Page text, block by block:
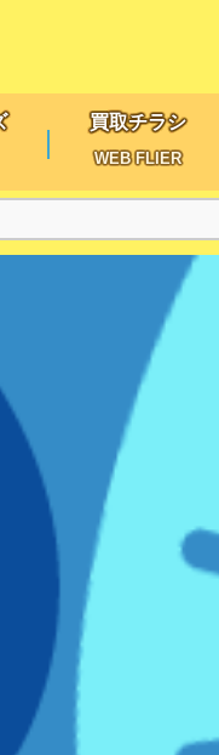
買取チラシ
WEB FLIER